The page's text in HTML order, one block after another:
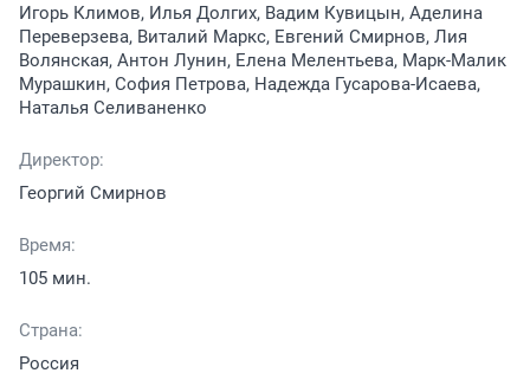
Игорь Климов, Илья Долгих, Вадим Кувицын, Аделина
Переверзева, Виталий Маркс, Евгений Смирнов, Лия
Волянская, Антон Лунин, Елена Мелентьева, Марк-Малик
Мурашкин, София Петрова, Надежда Гусарова-Исаева,
Наталья Селиваненко
Директор:
Георгий Смирнов
Время:
105 мин.
Страна:
Россия